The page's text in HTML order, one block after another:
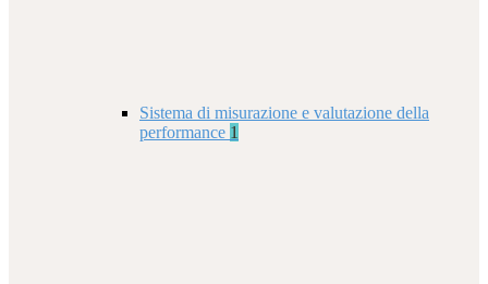
Sistema di misurazione e valutazione della
performance 1